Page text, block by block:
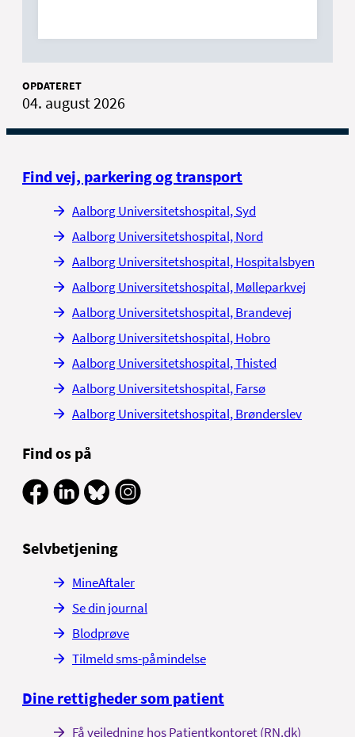
OPDATERET
04. august 2026
Find vej, parkering og transport
Aalborg Universitetshospital, Syd
Aalborg Universitetshospital, Nord
Aalborg Universitetshospital, Hospitalsbyen
Aalborg Universitetshospital, Mølleparkvej
Aalborg Universitetshospital, Brandevej
Aalborg Universitetshospital, Hobro
Aalborg Universitetshospital, Thisted
Aalborg Universitetshospital, Farsø
Aalborg Universitetshospital, Brønderslev
Find os på
Selvbetjening
MineAftaler
Se din journal
Blodprøve
Tilmeld sms-påmindelse
Dine rettigheder som patient
Få vejledning hos Patientkontoret (RN.dk)